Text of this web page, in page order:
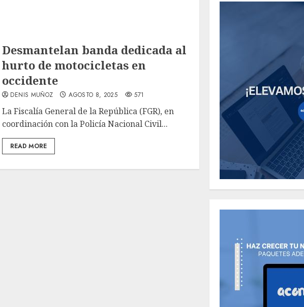
Desmantelan banda dedicada al
hurto de motocicletas en
occidente
DENIS MUÑOZ AGOSTO 8, 2025 571
La Fiscalía General de la República (FGR), en
coordinación con la Policía Nacional Civil...
READ MORE